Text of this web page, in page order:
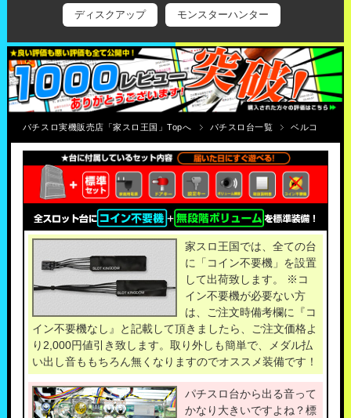
ディスクアップ モンスターハンター
パチスロ実機販売店「家スロ王国」Topへ パチスロ台一覧 ベルコ
家スロ王国では、全ての台
に「コイン不要機」を設置
して出荷致します。 ※コ
イン不要機が必要ない方
は、ご注文時備考欄に『コ
イン不要機なし』と記載して頂きましたら、ご注文価格よ
り2,000円値引き致します。取り外しも簡単で、メダル払
い出し音ももちろん無くなりますのでオススメ装備です！
パチスロ台から出る音って
かなり大きいですよね？標